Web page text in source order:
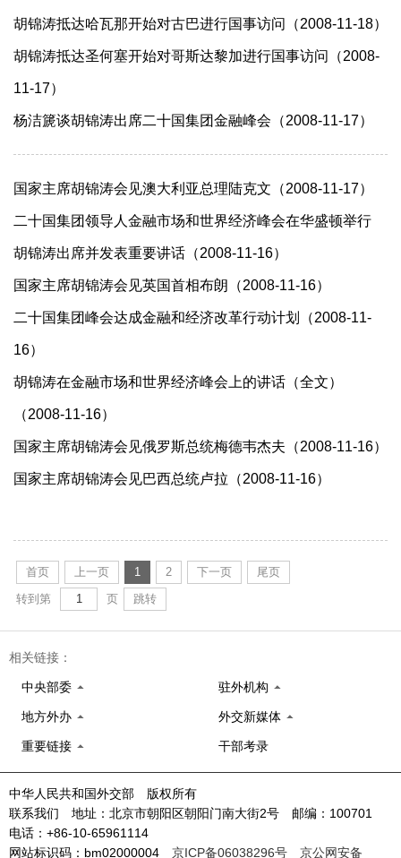
胡锦涛抵达哈瓦那开始对古巴进行国事访问（2008-11-18）
胡锦涛抵达圣何塞开始对哥斯达黎加进行国事访问（2008-
11-17）
杨洁篪谈胡锦涛出席二十国集团金融峰会（2008-11-17）
国家主席胡锦涛会见澳大利亚总理陆克文（2008-11-17）
二十国集团领导人金融市场和世界经济峰会在华盛顿举行
胡锦涛出席并发表重要讲话（2008-11-16）
国家主席胡锦涛会见英国首相布朗（2008-11-16）
二十国集团峰会达成金融和经济改革行动计划（2008-11-
16）
胡锦涛在金融市场和世界经济峰会上的讲话（全文）
（2008-11-16）
国家主席胡锦涛会见俄罗斯总统梅德韦杰夫（2008-11-16）
国家主席胡锦涛会见巴西总统卢拉（2008-11-16）
首页 上一页 1 2 下一页
尾页
转到第
页 跳转
相关链接：
中央部委 驻外机构
地方外办 外交新媒体
重要链接 干部考录
中华人民共和国外交部 版权所有
联系我们 地址：北京市朝阳区朝阳门南大街2号 邮编：100701
电话：+86-10-65961114
网站标识码：bm02000004 京ICP备06038296号 京公网安备